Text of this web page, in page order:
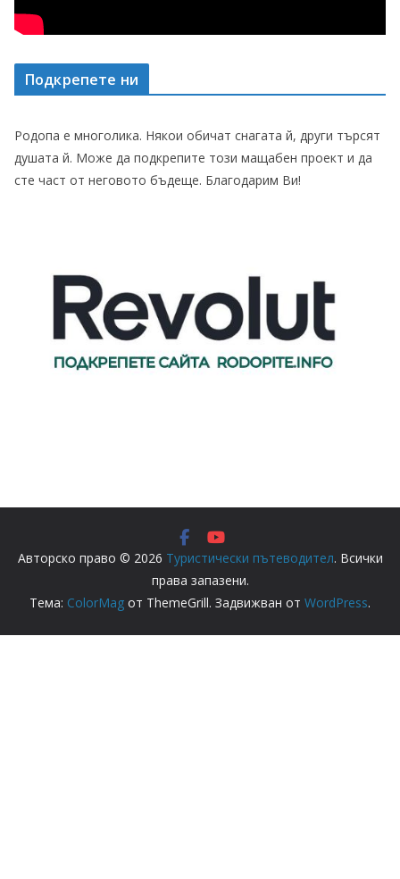
Подкрепете ни
Родопа е многолика. Някои обичат снагата й, други търсят
душата й. Може да подкрепите този мащабен проект и да
сте част от неговото бъдеще. Благодарим Ви!
Авторско право © 2026 Туристически пътеводител. Всички
права запазени.
Тема: ColorMag от ThemeGrill. Задвижван от WordPress.